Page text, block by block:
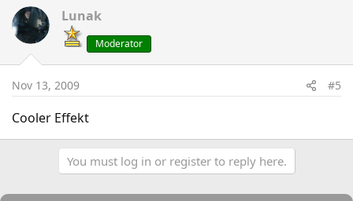
Lunak
Moderator
Nov 13, 2009 #5
Cooler Effekt
You must log in or register to reply here.